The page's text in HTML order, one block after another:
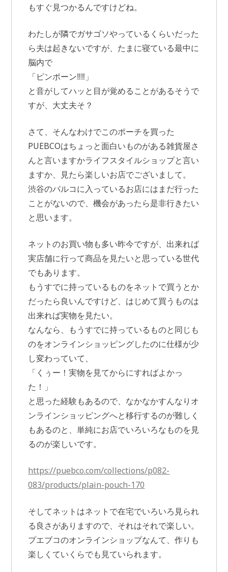
もすぐ見つかるんですけどね。
わたしが隣でガサゴソやっているくらいだった
ら夫は起きないですが、たまに寝ている最中に
脳内で
「ピンポーン‼‼」
と音がしてハッと目が覚めることがあるそうで
すが、大丈夫そ？
さて、そんなわけでこのポーチを買った
PUEBCOはちょっと面白いものがある雑貨屋さ
んと言いますかライフスタイルショップと言い
ますか、見たら楽しいお店でございまして。
渋谷のパルコに入っているお店にはまだ行った
ことがないので、機会があったら是非行きたい
と思います。
ネットのお買い物も多い昨今ですが、出来れば
実店舗に行って商品を見たいと思っている世代
でもあります。
もうすでに持っているものをネットで買うとか
だったら良いんですけど、はじめて買うものは
出来れば実物を見たい。
なんなら、もうすでに持っているものと同じも
のをオンラインショッピングしたのに仕様が少
し変わっていて、
「くぅー！実物を見てからにすればよかっ
た！」
と思った経験もあるので、なかなかすんなりオ
ンラインショッピングへと移行するのが難しく
もあるのと、単純にお店でいろいろなものを見
るのが楽しいです。
https://puebco.com/collections/p082-
083/products/plain-pouch-170
そしてネットはネットで在宅でいろいろ見られ
る良さがありますので、それはそれで楽しい。
プエブコのオンラインショップなんて、作りも
楽しくていくらでも見ていられます。